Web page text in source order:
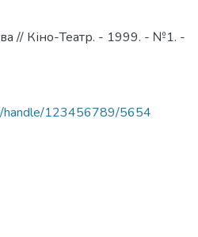
// Кіно-Театр. - 1999. - №1. -
handle/123456789/5654